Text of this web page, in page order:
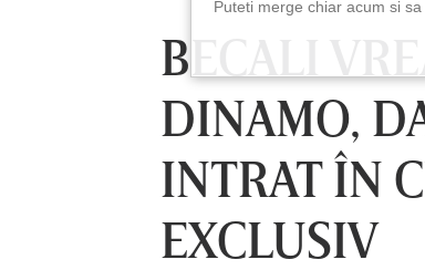
BECALI
DINAMO,
INTRAT ÎN
EXCLUSIV
LUNI 10 AUG, 18:30
Puteti merge chiar acum si